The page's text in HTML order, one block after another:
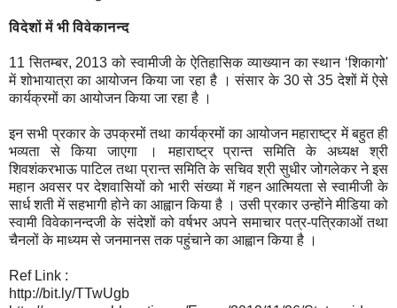
विदेशों में भी विवेकानन्द
11 सितम्बर, 2013 को स्वामीजी के ऐतिहासिक व्याख्यान का स्थान ‘शिकागो'
में शोभायात्रा का आयोजन किया जा रहा है । संसार के 30 से 35 देशों में ऐसे
कार्यक्रमों का आयोजन किया जा रहा है ।
इन सभी प्रकार के उपक्रमों तथा कार्यक्रमों का आयोजन महाराष्ट्र में बहुत ही
भव्यता से किया जाएगा । महाराष्ट्र प्रान्त समिति के अध्यक्ष श्री
शिवशंकरभाऊ पाटिल तथा प्रान्त समिति के सचिव श्री सुधीर जोगलेकर ने इस
महान अवसर पर देशवासियों को भारी संख्या में गहन आत्मियता से स्वामीजी के
सार्ध शती में सहभागी होने का आह्वान किया है । उसी प्रकार उन्होंने मीडिया को
स्वामी विवेकानन्दजी के संदेशों को वर्षभर अपने समाचार पत्र-पत्रिकाओं तथा
चैनलों के माध्यम से जनमानस तक पहुंचाने का आह्वान किया है ।
Ref Link :
http://bit.ly/TTwUgb